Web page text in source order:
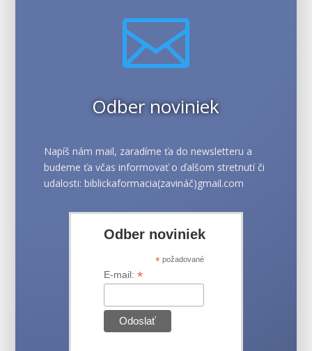

Odber noviniek
Napíš nám mail, zaradíme ťa do newsletteru a
budeme ťa včas informovať o ďalšom stretnutí či
udalosti: biblickaformacia(zavináč)gmail.com
Odber noviniek
*požadované
E-mail: *